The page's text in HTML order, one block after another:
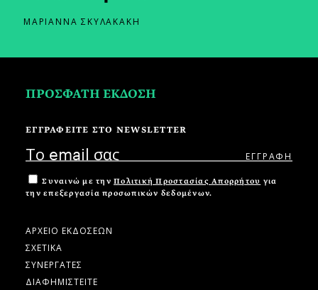
ΜΑΡΙΑΝΝΑ ΣΚΥΛΑΚΑΚΗ
ΠΡΟΣΦΑΤΗ ΕΚΔΟΣΗ
ΕΓΓΡΑΦΕΙΤΕ ΣΤΟ NEWSLETTER
Συναινώ με την Πολιτική Προστασίας Απορρήτου για
την επεξεργασία προσωπικών δεδομένων.
ΑΡΧΕΙΟ ΕΚΔΟΣΕΩΝ
ΣΧΕΤΙΚΑ
ΣΥΝΕΡΓΑΤΕΣ
ΔΙΑΦΗΜΙΣΤΕΙΤΕ